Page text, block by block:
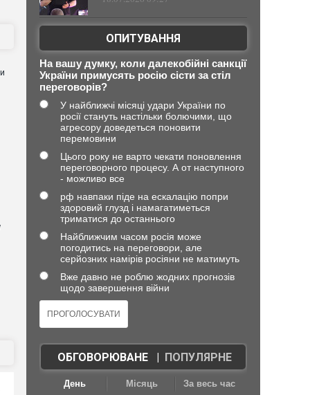
ОПИТУВАННЯ
На вашу думку, коли далекобійні санкції
України примусять росію сісти за стіл
переговорів?
У найближчі місяці удари України по
росії стануть настільки болючими, що
агресору доведеться поновити
перемовини
Цього року не варто чекати поновлення
переговорного процесу. А от наступного
- можливо все
рф навпаки піде на ескалацію попри
здоровий глузд і намагатиметься
триматися до останнього
Найближчим часом росія може
погодитись на переговори, але
серйозних намірів росіяни не матимуть
Вже давно не роблю жодних прогнозів
щодо завершення війни
ОБГОВОРЮВАНЕ| ПОПУЛЯРНЕ
День Місяць За весь час